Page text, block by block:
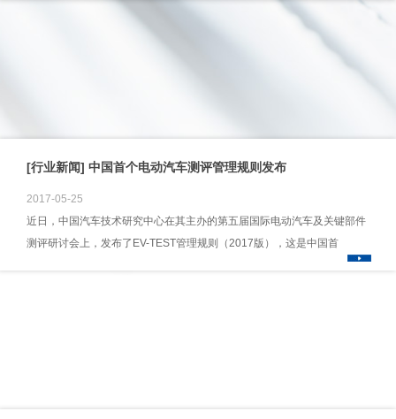
[行业新闻] 中国首个电动汽车测评管理规则发布
2017-05-25
近日，中国汽车技术研究中心在其主办的第五届国际电动汽车及关键部件
测评研讨会上，发布了EV-TEST管理规则（2017版），这是中国首